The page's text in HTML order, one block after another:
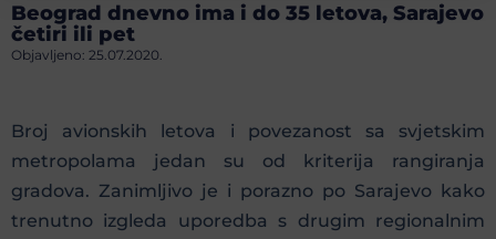
Beograd dnevno ima i do 35 letova, Sarajevo
četiri ili pet
Objavljeno: 25.07.2020.
Broj avionskih letova i povezanost sa svjetskim
metropolama jedan su od kriterija rangiranja
gradova. Zanimljivo je i porazno po Sarajevo kako
trenutno izgleda uporedba s drugim regionalnim